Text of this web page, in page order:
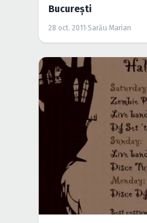
Bucureşti
28 oct. 2011 ·Sarău Marian